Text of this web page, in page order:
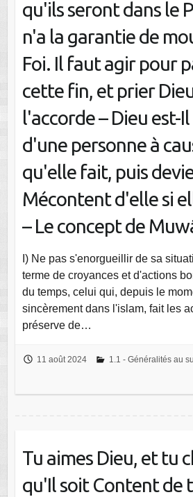
qu'ils seront dans le
n'a la garantie de
Foi. Il faut agir pour
cette fin, et prier
l'accorde – Dieu est-
d'une personne à
qu'elle fait, puis
Mécontent d'elle si
– Le concept de
I) Ne pas s'enorgueillir de sa
terme de croyances et d'actions
du temps, celui qui, depuis le
sincèrement dans l'islam, fait les
préserve de…
11 août 2024 1.1 - Généralités au
Tu aimes Dieu, et tu
qu'Il soit Content de